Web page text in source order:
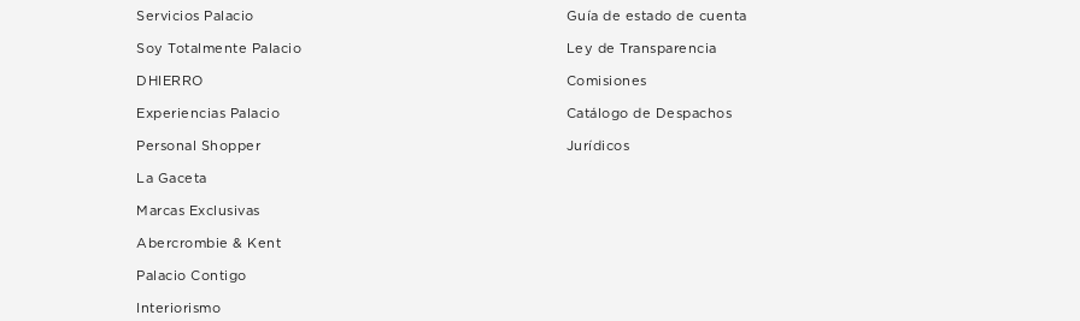
Servicios Palacio
Soy Totalmente Palacio
DHIERRO
Experiencias Palacio
Personal Shopper
La Gaceta
Marcas Exclusivas
Abercrombie & Kent
Palacio Contigo
Interiorismo
Guía de estado de cuenta
Ley de Transparencia
Comisiones
Catálogo de Despachos
Jurídicos